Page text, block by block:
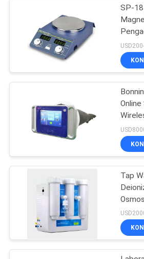
PABRIK
KONTROL
HUBUNGI
PERMINTAAN
PENAWARAN
SITEMAP
Penguji
kertas
Instrumen
Lab
Proofer Flexo
Tinta
SP-
Tap